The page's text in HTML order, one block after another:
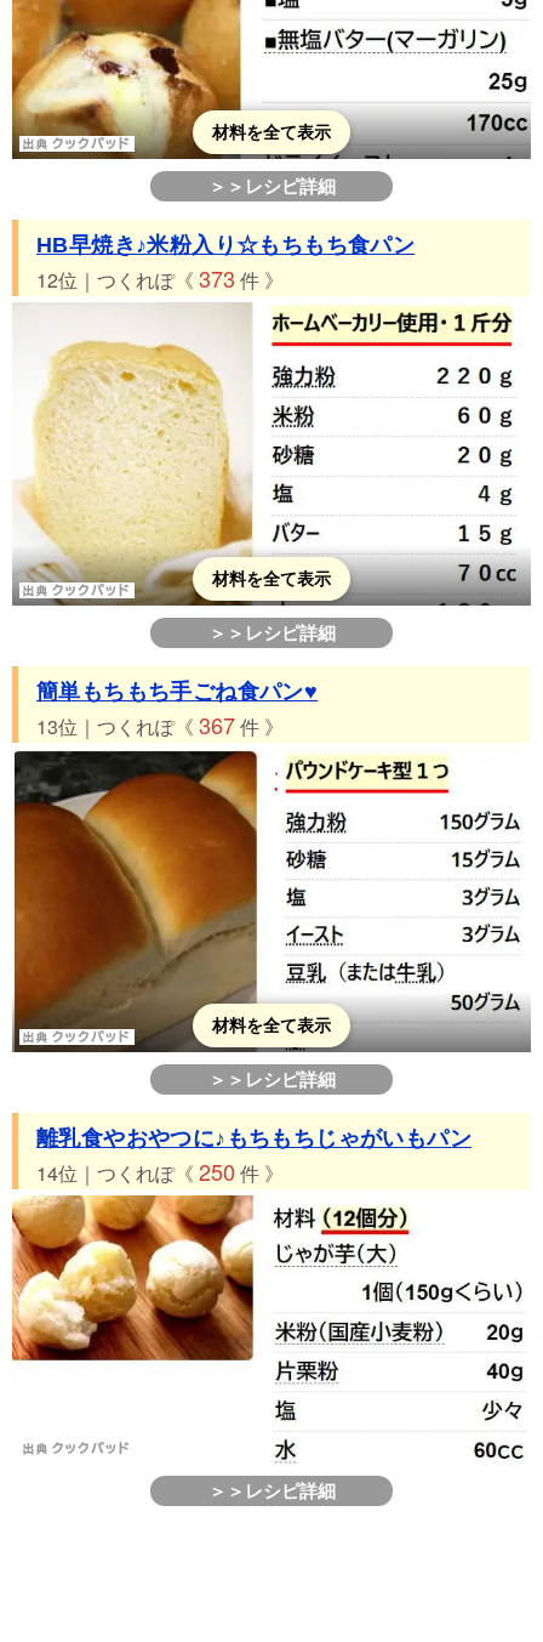
材料を全て表示
＞＞レシピ詳細
HB早焼き♪米粉入り☆もちもち食パン
12位｜つくれぽ《 373 件 》
材料を全て表示
＞＞レシピ詳細
簡単もちもち手ごね食パン♥
13位｜つくれぽ《 367件 》
材料を全て表示
＞＞レシピ詳細
離乳食やおやつに♪もちもちじゃがいもパン
14位｜つくれぽ《 250 件 》
＞＞レシピ詳細